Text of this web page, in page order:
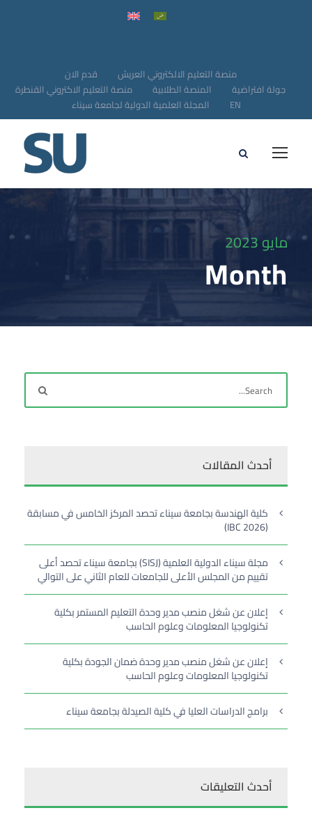
قدم الان
منصة التعليم الالكتروني العريش
منصة التعليم الاكتروني القنطرة
المنصة الطلابية
جولة افتراضية
المجلة العلمية الدولية لجامعة سيناء
EN
مايو 2023
Month
أحدث المقالات
كلية الهندسة بجامعة سيناء تحصد المركز الخامس في مسابقة
(IBC 2026)
مجلة سيناء الدولية العلمية (SISJ) بجامعة سيناء تحصد أعلى
تقييم من المجلس الأعلى للجامعات للعام الثاني على التوالي
إعلان عن شغل منصب مدير وحدة التعليم المستمر بكلية
تكنولوجيا المعلومات وعلوم الحاسب
إعلان عن شغل منصب مدير وحدة ضمان الجودة بكلية
تكنولوجيا المعلومات وعلوم الحاسب
برامج الدراسات العليا في كلية الصيدلة بجامعة سيناء
أحدث التعليقات